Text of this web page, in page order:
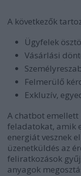
A következők
Ügyfelek
Vásárlási
Felmerülő
Exkluzív,
A chatbot emellett
feladatokat, amik
energiát vesznek
üzenetküldés az
feliratkozások
anyagok